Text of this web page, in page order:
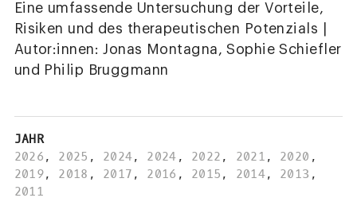
Eine umfassende Untersuchung der Vorteile,
Risiken und des therapeutischen Potenzials |
Autor:innen: Jonas Montagna, Sophie Schiefler
und Philip Bruggmann
JAHR
2026 , 2025 , 2024, 2024 , 2022 , 2021 , 2020 ,
2019, 2018 , 2017 , 2016 , 2015 , 2014, 2013 ,
2011